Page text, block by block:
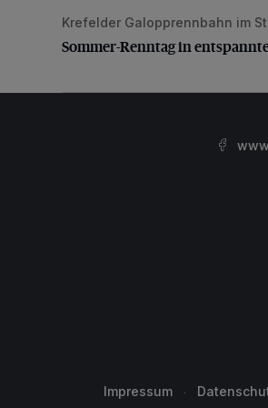
Sommer-Renntag in
Krefelder Galopprennbahn im
Sommer-Renntag in
Impressum